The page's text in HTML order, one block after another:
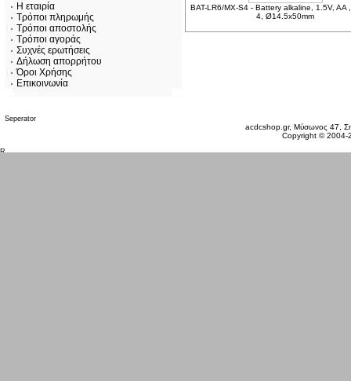
Η εταιρία
Τρόποι πληρωμής
Τρόποι αποστολής
Τρόποι αγοράς
Συχνές ερωτήσεις
Δήλωση απορρήτου
Όροι Χρήσης
Επικοινωνία
BAT-LR6/MX-S4 - Battery alkaline, 1.5V, AA
4, Ø14.5x50mm
acdcshop.gr, Μύσωνος 47,
Copyright ©